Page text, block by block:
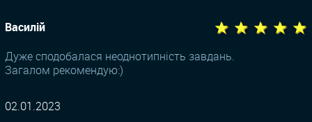
Василій ★ ★ ★ ★ ★
Дуже сподобалася неоднотипність завдань.
Загалом рекомендую:)
02.01.2023